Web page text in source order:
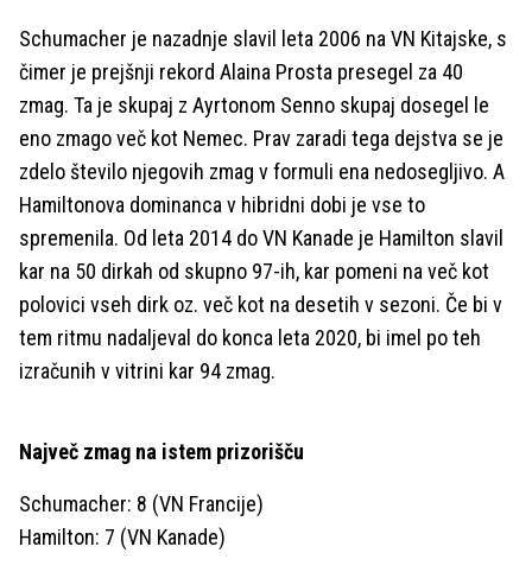
Schumacher je nazadnje slavil leta 2006 na VN Kitajske, s
čimer je prejšnji rekord Alaina Prosta presegel za 40
zmag. Ta je skupaj z Ayrtonom Senno skupaj dosegel le
eno zmago več kot Nemec. Prav zaradi tega dejstva se je
zdelo število njegovih zmag v formuli ena nedosegljivo. A
Hamiltonova dominanca v hibridni dobi je vse to
spremenila. Od leta 2014 do VN Kanade je Hamilton slavil
kar na 50 dirkah od skupno 97-ih, kar pomeni na več kot
polovici vseh dirk oz. več kot na desetih v sezoni. Če bi v
tem ritmu nadaljeval do konca leta 2020, bi imel po teh
izračunih v vitrini kar 94 zmag.
Največ zmag na istem prizorišču
Schumacher: 8 (VN Francije)
Hamilton: 7 (VN Kanade)